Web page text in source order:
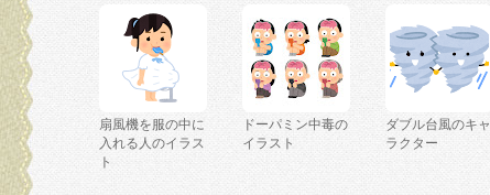
扇風機を服の中に
入れる人のイラス
ト
ドーパミン中毒の
イラスト
ダブル台風のキャ
ラクター